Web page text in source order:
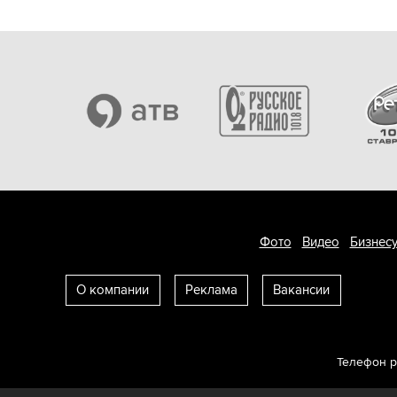
Фото Видео
О компании Реклама Вакансии
Телефон